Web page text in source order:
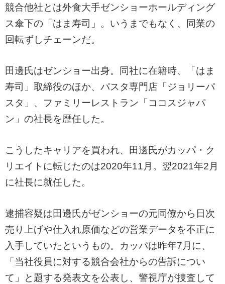
競合他社とは外食大手ゼンショーホールディング
ス傘下の「はま寿司」。いうまでもなく、同業の
回転ずしチェーンだ。
田邊氏はゼンショー出身。同社に在籍時、「はま
寿司」取締役のほか、パスタ専門店「ジョリーパ
スタ」、ファミリーレストラン「ココスジャパ
ン」の社長を歴任した。
こうしたキャリアを買われ、田邊氏がカッパ・ク
リエイトに転じたのは2020年11月。翌2021年2月
に社長に就任した。
逮捕容疑は田邊氏がゼンショーの元同僚から日次
売り上げや仕入れ原価などの営業データを不正に
入手していたというもの。カッパは昨年7月に、
「当社役員に対する競合会社からの告訴につい
て」と題する発表文を公表し、警視庁が捜査して